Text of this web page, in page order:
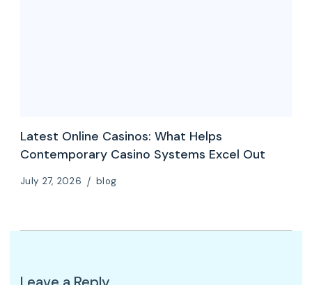
Latest Online Casinos: What Helps
Contemporary Casino Systems Excel Out
July 27, 2026 blog